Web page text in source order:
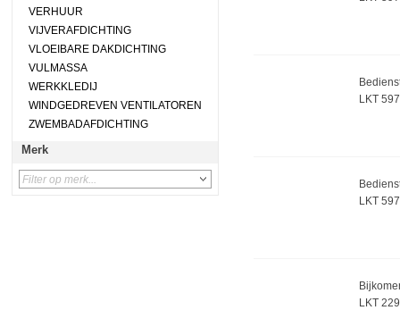
VERHUUR
VIJVERAFDICHTING
VLOEIBARE DAKDICHTING
VULMASSA
WERKKLEDIJ
WINDGEDREVEN VENTILATOREN
ZWEMBADAFDICHTING
Merk
LKT
LKT
LKT